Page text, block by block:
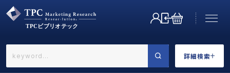
詳細検索
←戻る